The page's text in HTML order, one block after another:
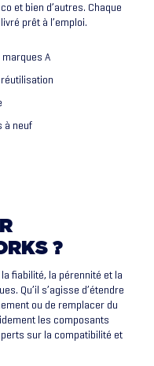
et bien d’autres. Chaque
prêt à l’emploi.
A
à neuf
?
fiabilité, la pérennité et la
Qu’il s’agisse d’étendre
ou de remplacer du
les composants
sur la compatibilité et